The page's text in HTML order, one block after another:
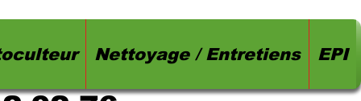
Nettoyage / Entretiens EPI